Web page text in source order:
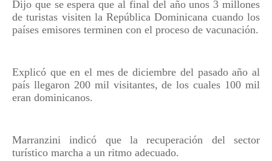
Dijo que se espera que al final del año unos 3 millones
de turistas visiten la República Dominicana cuando los
países emisores terminen con el proceso de vacunación.
Explicó que en el mes de diciembre del pasado año al
país llegaron 200 mil visitantes, de los cuales 100 mil
eran dominicanos.
Marranzini indicó que la recuperación del sector
turístico marcha a un ritmo adecuado.